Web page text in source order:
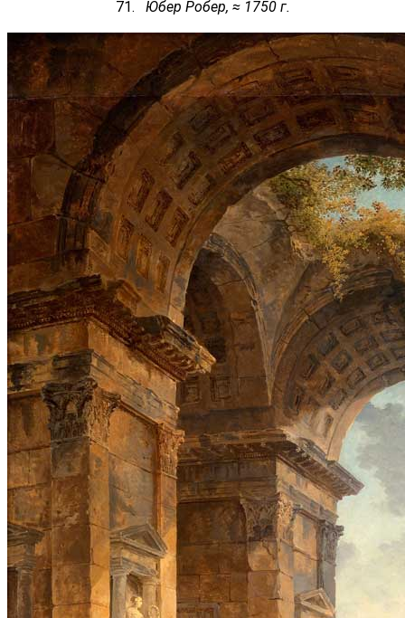
71. Юбер Робер, ≈ 1750 г.